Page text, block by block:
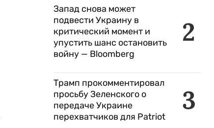
2
Запад снова может
подвести Украину в
критический момент и
упустить шанс остановить
войну — Bloomberg
3
Трамп прокомментировал
просьбу Зеленского о
передаче Украине
перехватчиков для Patriot